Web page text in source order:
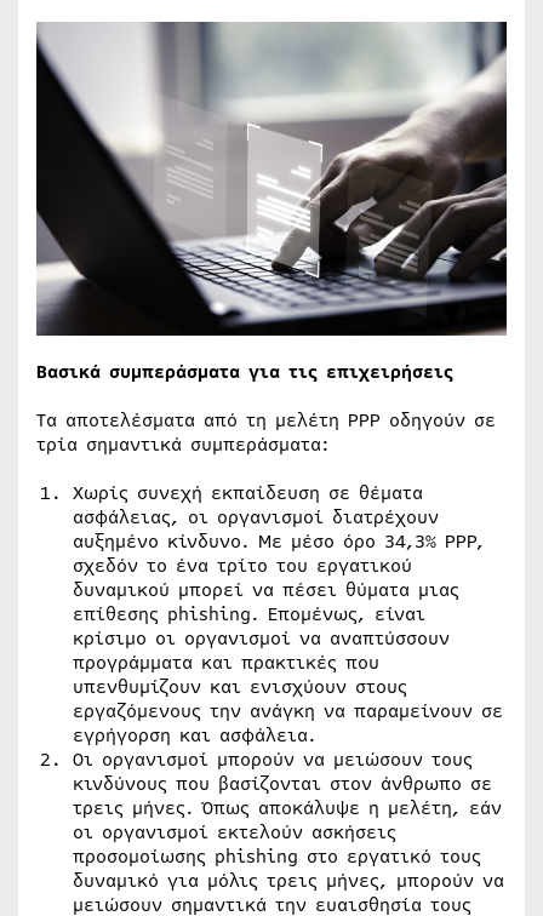
Βασικά συμπεράσματα για τις επιχειρήσεις
Τα αποτελέσματα από τη μελέτη PPP οδηγούν σε
τρία σημαντικά συμπεράσματα:
Χωρίς συνεχή εκπαίδευση σε θέματα
ασφάλειας, οι οργανισμοί διατρέχουν
αυξημένο κίνδυνο. Με μέσο όρο 34,3% PPP,
σχεδόν το ένα τρίτο του εργατικού
δυναμικού μπορεί να πέσει θύματα μιας
επίθεσης phishing. Επομένως, είναι
κρίσιμο οι οργανισμοί να αναπτύσσουν
προγράμματα και πρακτικές που
υπενθυμίζουν και ενισχύουν στους
εργαζόμενους την ανάγκη να παραμείνουν σε
εγρήγορση και ασφάλεια.
Οι οργανισμοί μπορούν να μειώσουν τους
κινδύνους που βασίζονται στον άνθρωπο σε
τρεις μήνες. Όπως αποκάλυψε η μελέτη, εάν
οι οργανισμοί εκτελούν ασκήσεις
προσομοίωσης phishing στο εργατικό τους
δυναμικό για μόλις τρεις μήνες, μπορούν να
μειώσουν σημαντικά την ευαισθησία τους